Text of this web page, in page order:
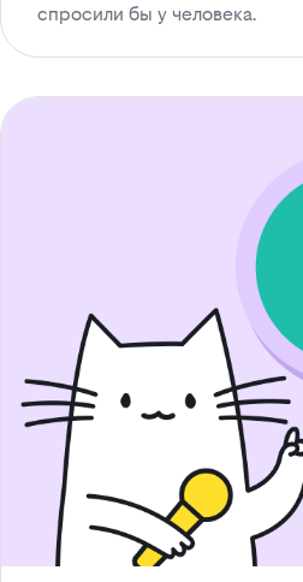
спросили бы у человека.